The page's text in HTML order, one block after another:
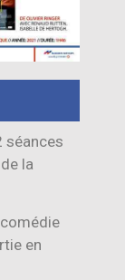
séances
la
en